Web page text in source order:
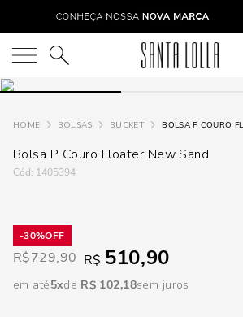
O que você está procurando?
BOLSAS BUCKET
Bolsa P Couro Floater New Sand
: 1405394
30%
R$729,90 R$ 510,90
em até5 R$ 102,18sem juros